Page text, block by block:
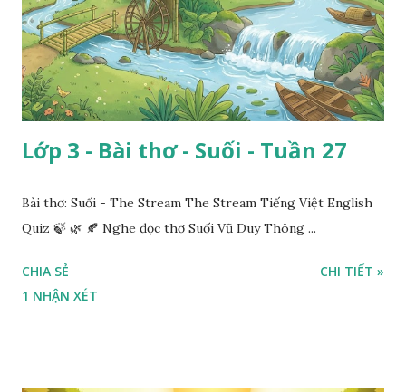
Lớp 3 - Bài thơ - Suối - Tuần 27
Bài thơ: Suối - The Stream The Stream Tiếng Việt English
Quiz 🍃 🌿 🍂 Nghe đọc thơ Suối Vũ Duy Thông ...
CHIA SẺ
1 NHẬN XÉT
CHI TIẾT »